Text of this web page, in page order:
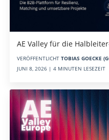
AE Valley für die
VERÖFFENTLICHT TOBIAS GOECKE
JUNI 8, 2026 | 4 MINUTEN LESEZEIT